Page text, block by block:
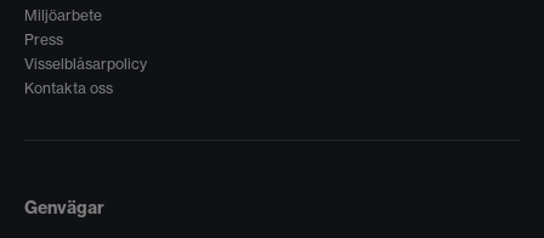
Miljöarbete
Press
Visselblåsarpolicy
Kontakta oss
Genvägar